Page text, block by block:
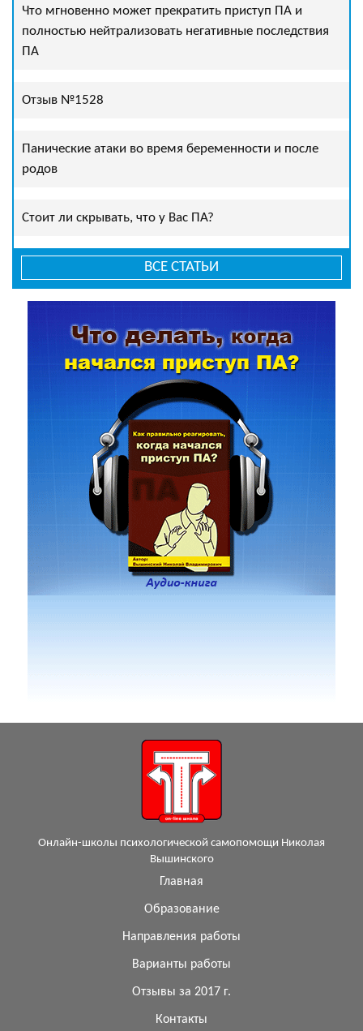
Что мгновенно может прекратить приступ ПА и
полностью нейтрализовать негативные последствия
ПА
Отзыв №1528
Панические атаки во время беременности и после
родов
Стоит ли скрывать, что у Вас ПА?
ВСЕ СТАТЬИ
Онлайн-школы психологической самопомощи Николая
Вышинского
Главная
Образование
Направления работы
Варианты работы
Отзывы за 2017 г.
Контакты